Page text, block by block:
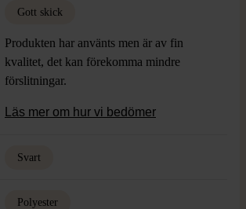
Gott skick
Produkten har använts men är av fin
kvalitet, det kan förekomma mindre
förslitningar.
Läs mer om hur vi bedömer
Svart
Polyester